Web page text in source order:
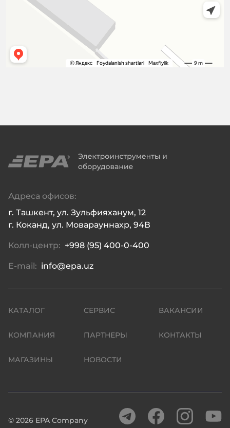
Адреса офисов:
г. Ташкент, ул. Зульфияханум, 12
г. Коканд, ул. Моварауннахр, 94В
Колл-центр: +998 (95) 400-0-400
E-mail: info@epa.uz
КАТАЛОГ
КОМПАНИЯ
МАГАЗИНЫ
СЕРВИС
ПАРТНЕРЫ
НОВОСТИ
ВАКАНСИИ
КОНТАКТЫ
© 2026 EPA Company